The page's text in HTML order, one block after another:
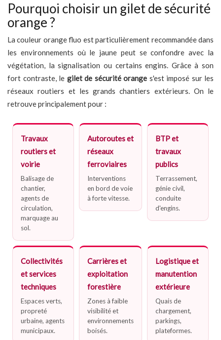
Pourquoi choisir un gilet de sécurité
orange ?
La couleur orange fluo est particulièrement recommandée dans
les environnements où le jaune peut se confondre avec la
végétation, la signalisation ou certains engins. Grâce à son
fort contraste, le gilet de sécurité orange s'est imposé sur les
réseaux routiers et les grands chantiers extérieurs. On le
retrouve principalement pour :
Travaux
routiers et
voirie
Balisage de
chantier,
agents de
circulation,
marquage au
sol.
Autoroutes et
réseaux
ferroviaires
Interventions
en bord de voie
à forte vitesse.
BTP et
travaux
publics
Terrassement,
génie civil,
conduite
d'engins.
Collectivités
et services
techniques
Espaces verts,
propreté
urbaine, agents
municipaux.
Carrières et
exploitation
forestière
Zones à faible
visibilité et
environnements
boisés.
Logistique et
manutention
extérieure
Quais de
chargement,
parkings,
plateformes.